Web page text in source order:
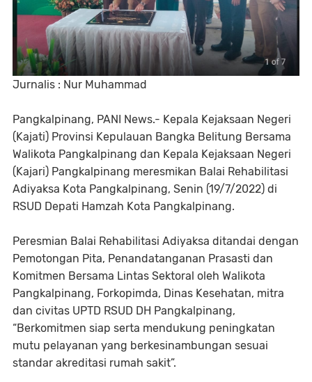
Jurnalis : Nur Muhammad
Pangkalpinang, PANI News.- Kepala Kejaksaan Negeri
(Kajati) Provinsi Kepulauan Bangka Belitung Bersama
Walikota Pangkalpinang dan Kepala Kejaksaan Negeri
(Kajari) Pangkalpinang meresmikan Balai Rehabilitasi
Adiyaksa Kota Pangkalpinang, Senin (19/7/2022) di
RSUD Depati Hamzah Kota Pangkalpinang.
Peresmian Balai Rehabilitasi Adiyaksa ditandai dengan
Pemotongan Pita, Penandatanganan Prasasti dan
Komitmen Bersama Lintas Sektoral oleh Walikota
Pangkalpinang, Forkopimda, Dinas Kesehatan, mitra
dan civitas UPTD RSUD DH Pangkalpinang,
“Berkomitmen siap serta mendukung peningkatan
mutu pelayanan yang berkesinambungan sesuai
standar akreditasi rumah sakit”.